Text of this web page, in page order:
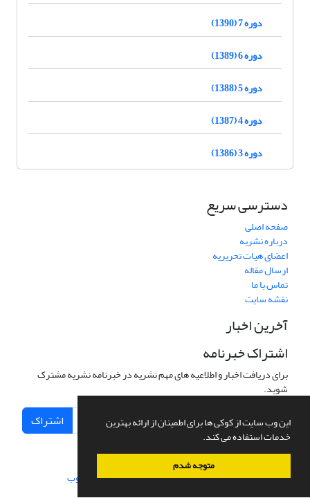
این وب سایت از کوکی ها برای اطمینان از ارائه بهترین
خدمات استفاده می کند.
متوجه شدم
دوره 7 (1390)
دوره 6 (1389)
دوره 5 (1388)
دوره 4 (1387)
دوره 3 (1386)
دسترسی سریع
صفحه اصلی
درباره نشریه
اعضای هیات تحریریه
ارسال مقاله
تماس با ما
نقشه سایت
آخرین اخبار
اشتراک خبرنامه
برای دریافت اخبار و اطلاعیه های مهم نشریه در خبرنامه نشریه مشترک
شوید.
اشتراک
سامانه مدیریت نشریات علمی.طراحی و پیاده سازی از سیناوب